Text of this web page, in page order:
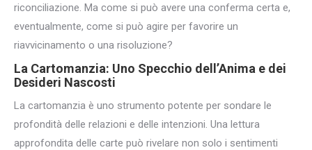
riconciliazione. Ma come si può avere una conferma certa e,
eventualmente, come si può agire per favorire un
riavvicinamento o una risoluzione?
La Cartomanzia: Uno Specchio dell’Anima e dei
Desideri Nascosti
La cartomanzia è uno strumento potente per sondare le
profondità delle relazioni e delle intenzioni. Una lettura
approfondita delle carte può rivelare non solo i sentimenti